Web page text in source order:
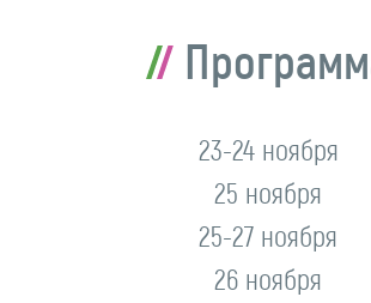
23-24 ноября
25 ноября
25-27 ноября
26 ноября